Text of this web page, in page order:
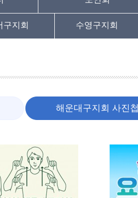
구지회 수영구지회
해운대구지회 사진첩